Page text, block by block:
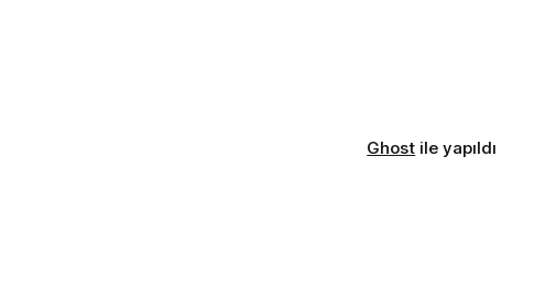
Ghost ile yapıldı